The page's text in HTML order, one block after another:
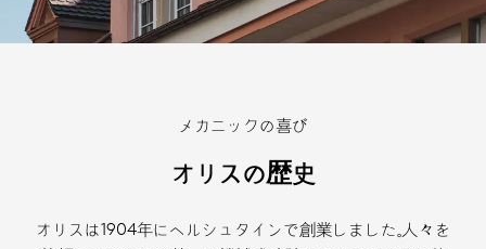
メカニックの喜び
オリスの歴史
オリスは1904年にヘルシュタインで創業しました。人々を